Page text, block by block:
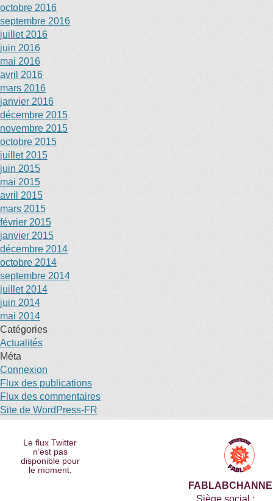
octobre 2016
septembre 2016
juillet 2016
juin 2016
mai 2016
avril 2016
mars 2016
janvier 2016
décembre 2015
novembre 2015
octobre 2015
juillet 2015
juin 2015
mai 2015
avril 2015
mars 2015
février 2015
janvier 2015
décembre 2014
octobre 2014
septembre 2014
juillet 2014
juin 2014
mai 2014
Catégories
Actualités
Méta
Connexion
Flux des publications
Flux des commentaires
Site de WordPress-FR
Le flux Twitter
n’est pas
disponible pour
le moment.
Siège social :